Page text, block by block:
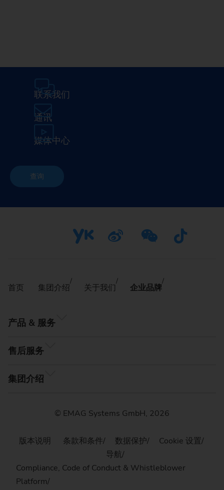
联系我们
通讯
媒体中心
查询
首页 集团介绍 关于我们 企业品牌
产品 & 服务
售后服务
集团介绍
© EMAG Systems GmbH, 2026
版本说明 条款和条件 数据保护
Cookie 设置
导航
Compliance, Code of Conduct & Whistleblower
Platform